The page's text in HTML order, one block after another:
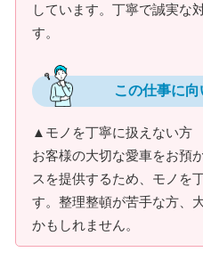
しています。丁寧で誠実な
す。
この仕事に
▲モノを丁寧に扱えない方
お客様の大切な愛車をお預
スを提供するため、モノを
す。整理整頓が苦手な方、
かもしれません。